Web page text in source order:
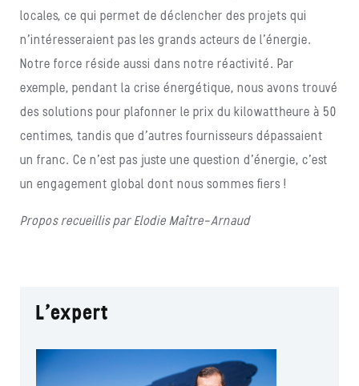
locales, ce qui permet de déclencher des projets qui
n’intéresseraient pas les grands acteurs de l’énergie.
Notre force réside aussi dans notre réactivité. Par
exemple, pendant la crise énergétique, nous avons trouvé
des solutions pour plafonner le prix du kilowattheure à 50
centimes, tandis que d’autres fournisseurs dépassaient
un franc. Ce n’est pas juste une question d’énergie, c’est
un engagement global dont nous sommes fiers !
Propos recueillis par Elodie Maître-Arnaud
L’expert